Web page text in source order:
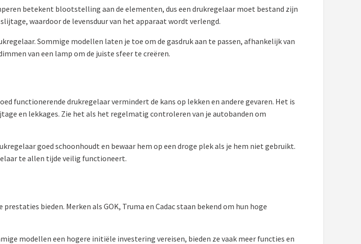
betekent blootstelling aan de elementen, dus een drukregelaar moet bestand zijn
waardoor de levensduur van het apparaat wordt verlengd.
Sommige modellen laten je toe om de gasdruk aan te passen, afhankelijk van
van een lamp om de juiste sfeer te creëren.
functionerende drukregelaar vermindert de kans op lekken en andere gevaren. Het is
en lekkages. Zie het als het regelmatig controleren van je autobanden om
goed schoonhoudt en bewaar hem op een droge plek als je hem niet gebruikt.
te allen tijde veilig functioneert.
bieden. Merken als GOK, Truma en Cadac staan bekend om hun hoge
modellen een hogere initiële investering vereisen, bieden ze vaak meer functies en